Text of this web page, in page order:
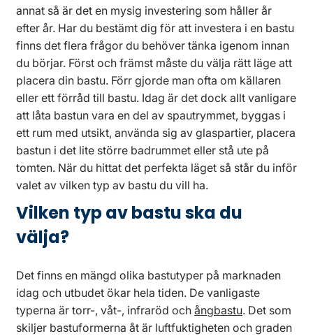
annat så är det en mysig investering som håller år
efter år. Har du bestämt dig för att investera i en bastu
finns det flera frågor du behöver tänka igenom innan
du börjar. Först och främst måste du välja rätt läge att
placera din bastu. Förr gjorde man ofta om källaren
eller ett förråd till bastu. Idag är det dock allt vanligare
att låta bastun vara en del av spautrymmet, byggas i
ett rum med utsikt, använda sig av glaspartier, placera
bastun i det lite större badrummet eller stå ute på
tomten. När du hittat det perfekta läget så står du inför
valet av vilken typ av bastu du vill ha.
Vilken typ av bastu ska du
välja?
Det finns en mängd olika bastutyper på marknaden
idag och utbudet ökar hela tiden. De vanligaste
typerna är torr-, våt-, infraröd och ångbastu. Det som
skiljer bastuformerna åt är luftfuktigheten och graden